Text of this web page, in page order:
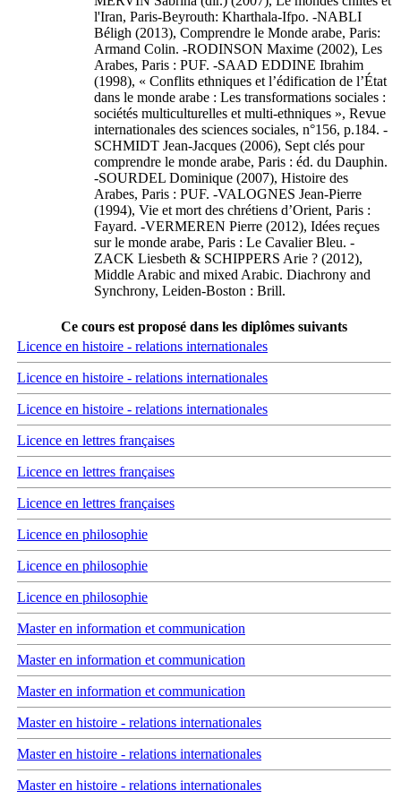
l'Iran, Paris-Beyrouth: Kharthala-Ifpo. -NABLI
Béligh (2013), Comprendre le Monde arabe, Paris:
Armand Colin. -RODINSON Maxime (2002), Les
Arabes, Paris : PUF. -SAAD EDDINE Ibrahim
(1998), « Conflits ethniques et l’édification de l’État
dans le monde arabe : Les transformations sociales :
sociétés multiculturelles et multi-ethniques », Revue
internationales des sciences sociales, n°156, p.184. -
SCHMIDT Jean-Jacques (2006), Sept clés pour
comprendre le monde arabe, Paris : éd. du Dauphin.
-SOURDEL Dominique (2007), Histoire des
Arabes, Paris : PUF. -VALOGNES Jean-Pierre
(1994), Vie et mort des chrétiens d’Orient, Paris :
Fayard. -VERMEREN Pierre (2012), Idées reçues
sur le monde arabe, Paris : Le Cavalier Bleu. -
ZACK Liesbeth & SCHIPPERS Arie ? (2012),
Middle Arabic and mixed Arabic. Diachrony and
Synchrony, Leiden-Boston : Brill.
Ce cours est proposé dans les diplômes suivants
Licence en histoire - relations internationales
Licence en histoire - relations internationales
Licence en histoire - relations internationales
Licence en lettres françaises
Licence en lettres françaises
Licence en lettres françaises
Licence en philosophie
Licence en philosophie
Licence en philosophie
Master en information et communication
Master en information et communication
Master en information et communication
Master en histoire - relations internationales
Master en histoire - relations internationales
Master en histoire - relations internationales